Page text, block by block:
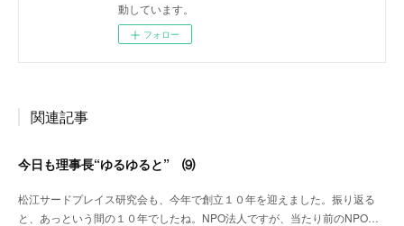
動しています。
フォロー
関連記事
今日も理事長“ゆるゆると” ⑼
松江サードプレイス研究会も、今年で創立１０年を迎えました。振り返る
と、あっという間の１０年でしたね。NPO法人ですが、当たり前のNPO…